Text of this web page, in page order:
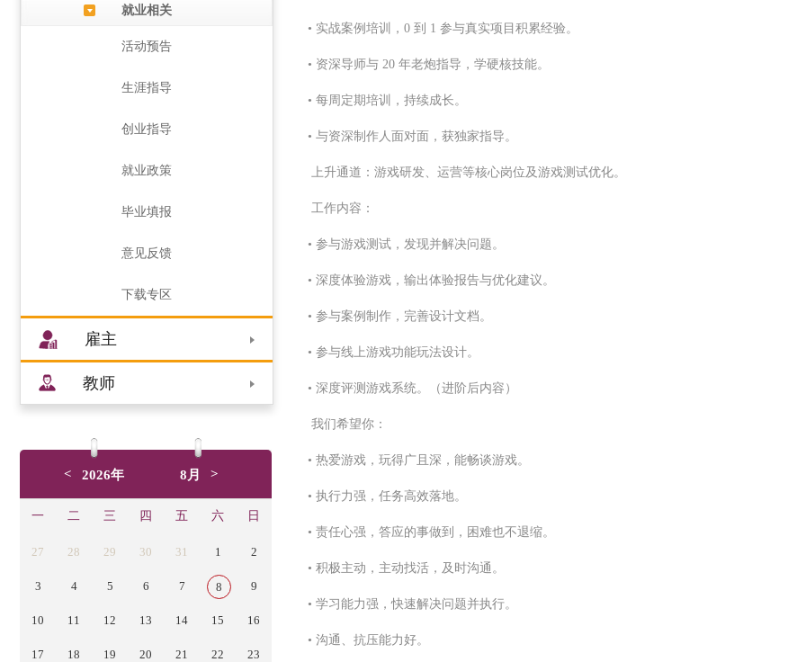
就业相关
活动预告
生涯指导
创业指导
就业政策
毕业填报
意见反馈
下载专区
雇主
教师
< 2026年 8月 >
一 二 三 四 五 六 日
27 28 29 30 31 1 2
3 4 5 6 7 8 9
10 11 12 13 14 15 16
17 18 19 20 21 22 23
• 实战案例培训，0 到 1 参与真实项目积累经验。
• 资深导师与 20 年老炮指导，学硬核技能。
• 每周定期培训，持续成长。
• 与资深制作人面对面，获独家指导。
上升通道：游戏研发、运营等核心岗位及游戏测试优化。
工作内容：
• 参与游戏测试，发现并解决问题。
• 深度体验游戏，输出体验报告与优化建议。
• 参与案例制作，完善设计文档。
• 参与线上游戏功能玩法设计。
• 深度评测游戏系统。（进阶后内容）
我们希望你：
• 热爱游戏，玩得广且深，能畅谈游戏。
• 执行力强，任务高效落地。
• 责任心强，答应的事做到，困难也不退缩。
• 积极主动，主动找活，及时沟通。
• 学习能力强，快速解决问题并执行。
• 沟通、抗压能力好。